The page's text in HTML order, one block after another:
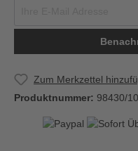
Zum Merkzettel
Produktnummer: 98430/